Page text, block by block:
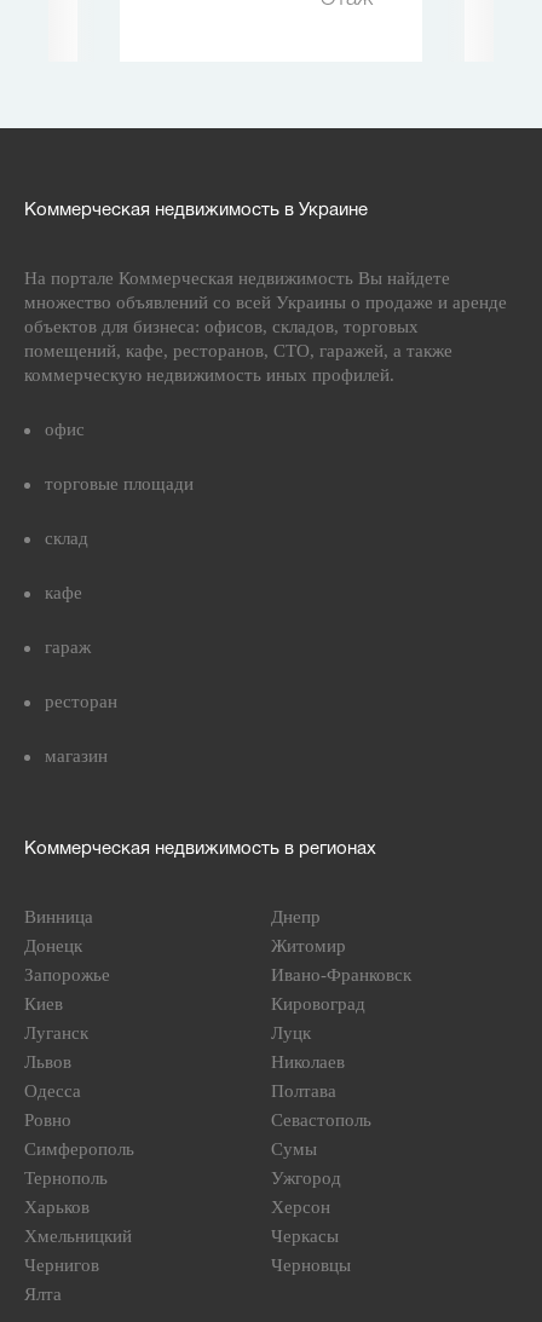
Коммерческая недвижимость в Украине
На портале Коммерческая недвижимость Вы найдете
множество объявлений со всей Украины о продаже и аренде
объектов для бизнеса: офисов, складов, торговых
помещений, кафе, ресторанов, СТО, гаражей, а также
коммерческую недвижимость иных профилей.
офис
торговые площади
склад
кафе
гараж
ресторан
магазин
Коммерческая недвижимость в регионах
Винница
Днепр
Донецк
Житомир
Запорожье
Ивано-Франковск
Киев
Кировоград
Луганск
Луцк
Львов
Николаев
Одесса
Полтава
Ровно
Севастополь
Симферополь
Сумы
Тернополь
Ужгород
Харьков
Херсон
Хмельницкий
Черкасы
Чернигов
Черновцы
Ялта